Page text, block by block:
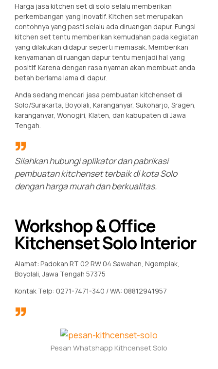
Harga jasa kitchen set di solo selalu memberikan
perkembangan yang inovatif. Kitchen set merupakan
contohnya yang pasti selalu ada diruangan dapur. Fungsi
kitchen set tentu memberikan kemudahan pada kegiatan
yang dilakukan didapur seperti memasak. Memberikan
kenyamanan di ruangan dapur tentu menjadi hal yang
positif. Karena dengan rasa nyaman akan membuat anda
betah berlama lama di dapur.
Anda sedang mencari jasa pembuatan kitchenset di
Solo/Surakarta, Boyolali, Karanganyar, Sukoharjo, Sragen,
karanganyar, Wonogiri, Klaten, dan kabupaten di Jawa
Tengah.
Silahkan hubungi aplikator dan pabrikasi
pembuatan kitchenset terbaik di kota Solo
dengan harga murah dan berkualitas.
Workshop & Office
Kitchenset Solo Interior
Alamat: Padokan RT 02 RW 04 Sawahan, Ngemplak,
Boyolali, Jawa Tengah 57375
Kontak Telp: 0271-7471-340 / WA: 08812941957
Pesan Whatshapp Kithcenset Solo